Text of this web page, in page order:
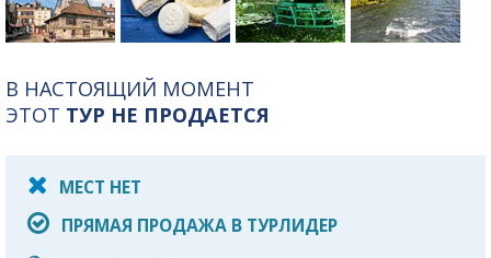
В НАСТОЯЩИЙ МОМЕНТ
ЭТОТ ТУР НЕ ПРОДАЕТСЯ
МЕСТ НЕТ
ПРЯМАЯ ПРОДАЖА В ТУРЛИДЕР